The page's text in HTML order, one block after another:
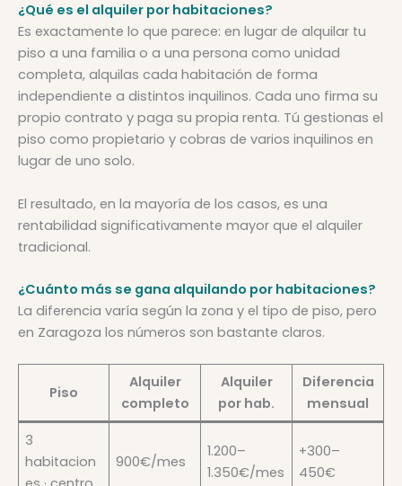
¿Qué es el alquiler por habitaciones?
Es exactamente lo que parece: en lugar de alquilar tu
piso a una familia o a una persona como unidad
completa, alquilas cada habitación de forma
independiente a distintos inquilinos. Cada uno firma su
propio contrato y paga su propia renta. Tú gestionas el
piso como propietario y cobras de varios inquilinos en
lugar de uno solo.
El resultado, en la mayoría de los casos, es una
rentabilidad significativamente mayor que el alquiler
tradicional.
¿Cuánto más se gana alquilando por habitaciones?
La diferencia varía según la zona y el tipo de piso, pero
en Zaragoza los números son bastante claros.
Piso
Alquiler
completo
Alquiler
por hab.
Diferencia
mensual
3
habitacion
900€/mes
1.200–
1.350€/mes
+300–
450€